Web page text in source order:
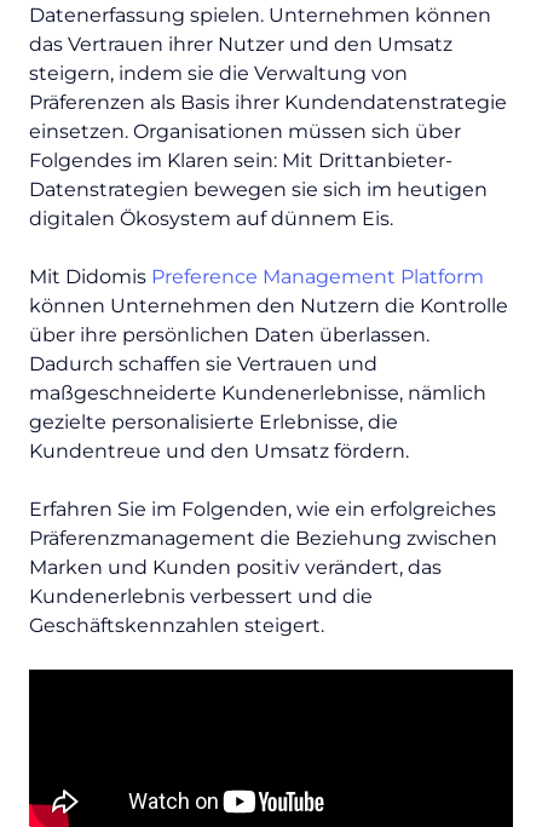
Datenerfassung spielen. Unternehmen können
das Vertrauen ihrer Nutzer und den Umsatz
steigern, indem sie die Verwaltung von
Präferenzen als Basis ihrer Kundendatenstrategie
einsetzen. Organisationen müssen sich über
Folgendes im Klaren sein: Mit Drittanbieter-
Datenstrategien bewegen sie sich im heutigen
digitalen Ökosystem auf dünnem Eis.
Mit Didomis Preference Management Platform
können Unternehmen den Nutzern die Kontrolle
über ihre persönlichen Daten überlassen.
Dadurch schaffen sie Vertrauen und
maßgeschneiderte Kundenerlebnisse, nämlich
gezielte personalisierte Erlebnisse, die
Kundentreue und den Umsatz fördern.
Erfahren Sie im Folgenden, wie ein erfolgreiches
Präferenzmanagement die Beziehung zwischen
Marken und Kunden positiv verändert, das
Kundenerlebnis verbessert und die
Geschäftskennzahlen steigert.